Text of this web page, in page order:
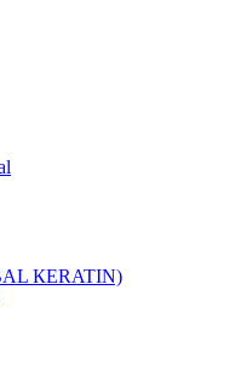
КЕRATIN)